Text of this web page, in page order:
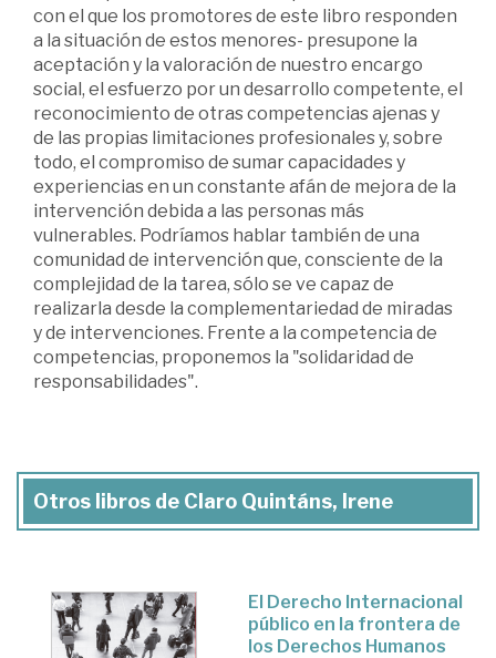
con el que los promotores de este libro responden
a la situación de estos menores- presupone la
aceptación y la valoración de nuestro encargo
social, el esfuerzo por un desarrollo competente, el
reconocimiento de otras competencias ajenas y
de las propias limitaciones profesionales y, sobre
todo, el compromiso de sumar capacidades y
experiencias en un constante afán de mejora de la
intervención debida a las personas más
vulnerables. Podríamos hablar también de una
comunidad de intervención que, consciente de la
complejidad de la tarea, sólo se ve capaz de
realizarla desde la complementariedad de miradas
y de intervenciones. Frente a la competencia de
competencias, proponemos la "solidaridad de
responsabilidades".
Otros libros de Claro Quintáns, Irene
El Derecho Internacional
público en la frontera de
los Derechos Humanos